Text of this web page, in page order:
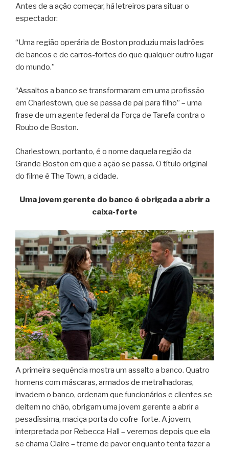
Antes de a ação começar, há letreiros para situar o
espectador:
“Uma região operária de Boston produziu mais ladrões
de bancos e de carros-fortes do que qualquer outro lugar
do mundo.”
“Assaltos a banco se transformaram em uma profissão
em Charlestown, que se passa de pai para filho” – uma
frase de um agente federal da Força de Tarefa contra o
Roubo de Boston.
Charlestown, portanto, é o nome daquela região da
Grande Boston em que a ação se passa. O título original
do filme é The Town, a cidade.
Uma jovem gerente do banco é obrigada a abrir a
caixa-forte
A primeira sequência mostra um assalto a banco. Quatro
homens com máscaras, armados de metralhadoras,
invadem o banco, ordenam que funcionários e clientes se
deitem no chão, obrigam uma jovem gerente a abrir a
pesadíssima, maciça porta do cofre-forte. A jovem,
interpretada por Rebecca Hall – veremos depois que ela
se chama Claire – treme de pavor enquanto tenta fazer a